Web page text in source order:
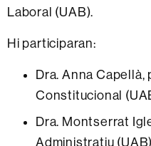
Laboral (UAB).
Hi participaran:
Dra. Anna
Constitucional
Dra. Montserrat
Administratiu (UAB)